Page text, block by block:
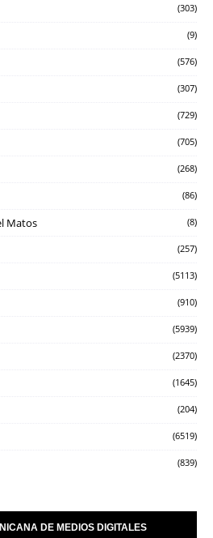
(303)
(9)
(576)
(307)
(729)
(705)
(268)
(86)
Matos (8)
(257)
(5113)
(910)
(5939)
(2370)
(1645)
(204)
(6519)
(839)
DE MEDIOS DIGITALES